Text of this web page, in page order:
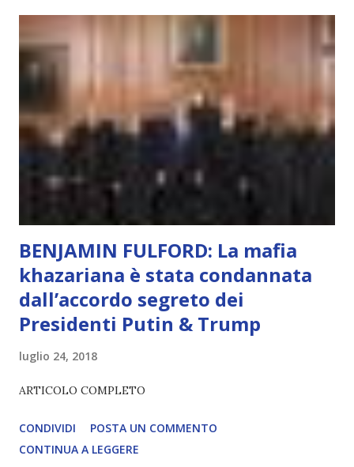
che permette di scegliere per amore anche quando non è la
scelta più efficiente. È ciò che ci collega all’Uno Infinito.
L’intelligenza può simulare comportamenti coscienti, ma
non può essere Coscienza. Può copiare, ma non può vivere
l’esperienza. Come diventerà ovvio Man mano che l’IA
diventerà sempre più avanzata (soprattutto tra il 2027 e il
2035), emergeranno situazioni che renderanno la differenza
lampante: L’IA sarà in gr...
BENJAMIN FULFORD: La mafia
khazariana è stata condannata
dall’accordo segreto dei
Presidenti Putin & Trump
luglio 24, 2018
ARTICOLO COMPLETO
CONDIVIDI
POSTA UN COMMENTO
CONTINUA A LEGGERE